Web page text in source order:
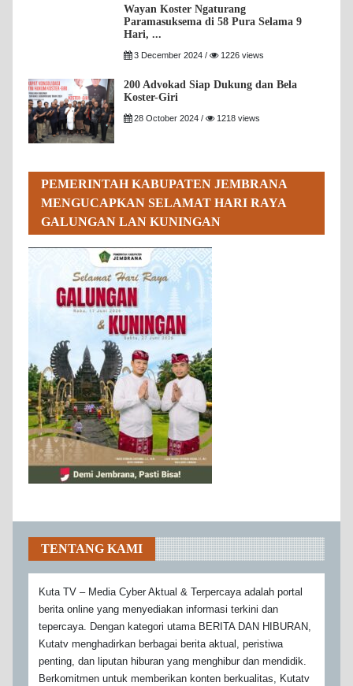
Wayan Koster Ngaturang
Paramasuksema di 58 Pura Selama 9
Hari, ...
3 December 2024 / 1226 views
200 Advokad Siap Dukung dan Bela
Koster-Giri
28 October 2024 / 1218 views
PEMERINTAH KABUPATEN JEMBRANA
MENGUCAPKAN SELAMAT HARI RAYA
GALUNGAN LAN KUNINGAN
TENTANG KAMI
Kuta TV – Media Cyber Aktual & Terpercaya adalah portal
berita online yang menyediakan informasi terkini dan
tepercaya. Dengan kategori utama BERITA DAN HIBURAN,
Kutatv menghadirkan berbagai berita aktual, peristiwa
penting, dan liputan hiburan yang menghibur dan mendidik.
Berkomitmen untuk memberikan konten berkualitas, Kutatv